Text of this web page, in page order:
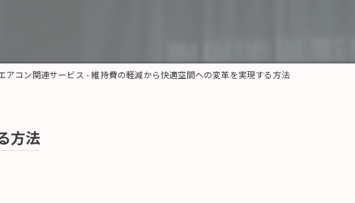
アコン関連サービス - 維持費の軽減から快適空間への変革を実現する方法
方法